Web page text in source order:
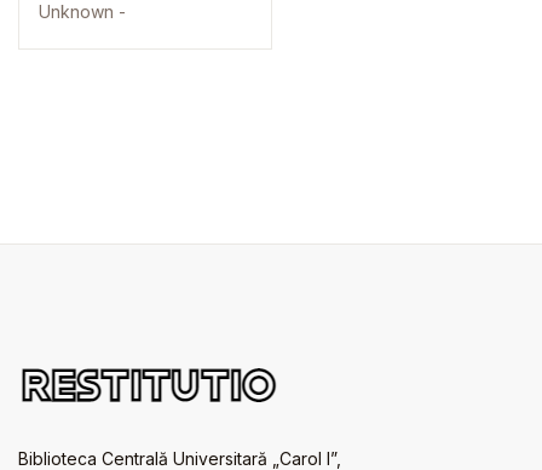
Unknown -
Biblioteca Centrală Universitară „Carol I”,